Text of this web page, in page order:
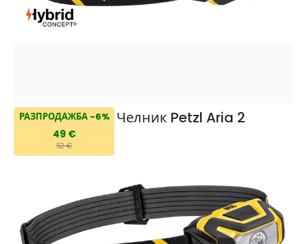
РАЗПРОДАЖБА -6%
49 €
52 €
Челник Petzl Aria 2